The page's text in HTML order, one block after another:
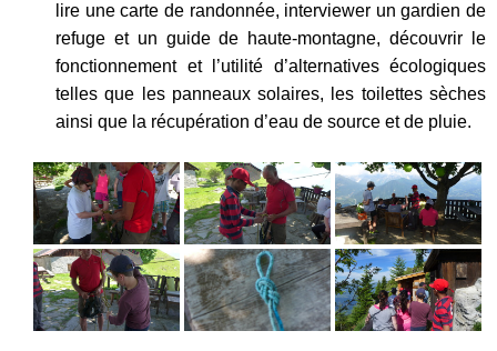
lire une carte de randonnée, interviewer un gardien de
refuge et un guide de haute-montagne, découvrir le
fonctionnement et l’utilité d’alternatives écologiques
telles que les panneaux solaires, les toilettes sèches
ainsi que la récupération d’eau de source et de pluie.